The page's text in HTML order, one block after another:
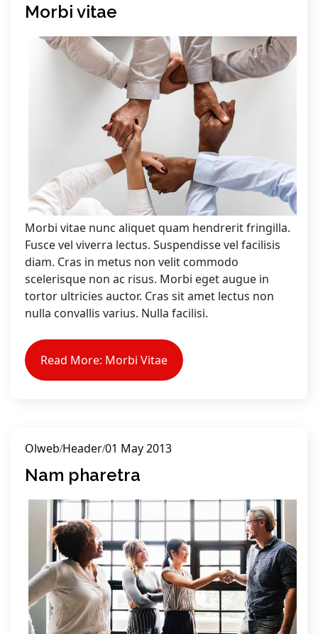
Morbi vitae
Morbi vitae nunc aliquet quam hendrerit fringilla.
Fusce vel viverra lectus. Suspendisse vel facilisis
diam. Cras in metus non velit commodo
scelerisque non ac risus. Morbi eget augue in
tortor ultricies auctor. Cras sit amet lectus non
nulla convallis varius. Nulla facilisi.
Read More: Morbi Vitae
Nam pharetra
Olweb Header01 May 2013